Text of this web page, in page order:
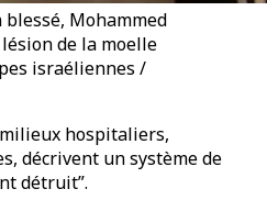
Mohammed
de la moelle
israéliennes /
hospitaliers,
décrivent un système de
détruit”.